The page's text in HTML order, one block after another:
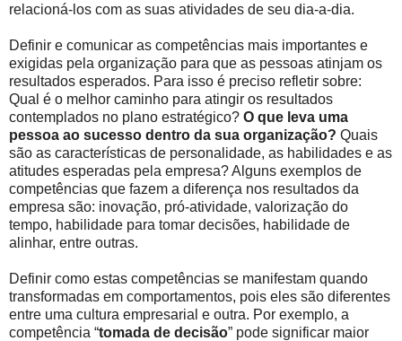
relacioná-los com as suas atividades de seu dia-a-dia.
Definir e comunicar as competências mais importantes e
exigidas pela organização para que as pessoas atinjam os
resultados esperados. Para isso é preciso refletir sobre:
Qual é o melhor caminho para atingir os resultados
contemplados no plano estratégico? O que leva uma
pessoa ao sucesso dentro da sua organização? Quais
são as características de personalidade, as habilidades e as
atitudes esperadas pela empresa? Alguns exemplos de
competências que fazem a diferença nos resultados da
empresa são: inovação, pró-atividade, valorização do
tempo, habilidade para tomar decisões, habilidade de
alinhar, entre outras.
Definir como estas competências se manifestam quando
transformadas em comportamentos, pois eles são diferentes
entre uma cultura empresarial e outra. Por exemplo, a
competência “tomada de decisão” pode significar maior